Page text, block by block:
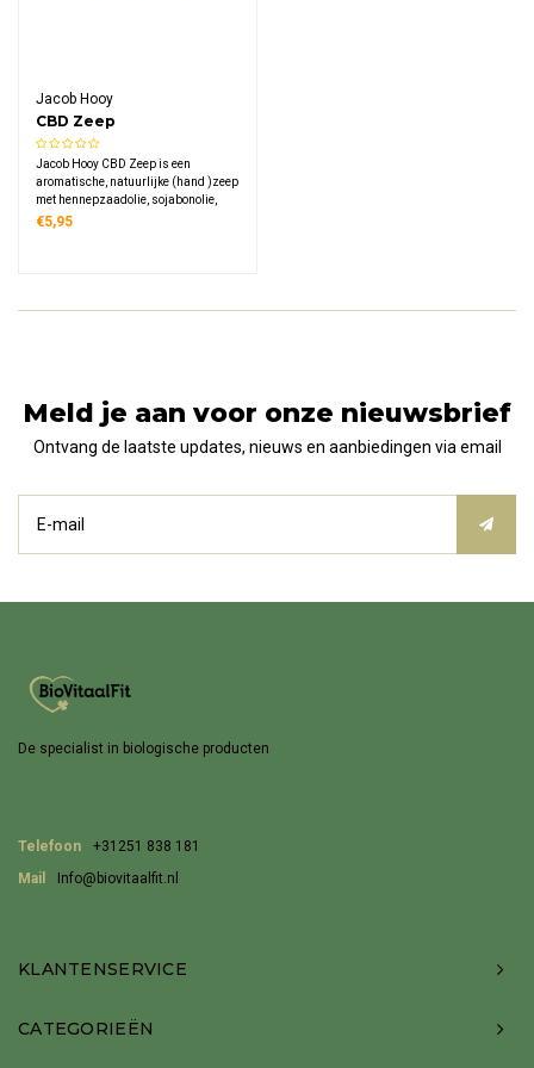
Jacob Hooy
CBD Zeep
Jacob Hooy CBD Zeep is een
aromatische, natuurlijke (hand )zeep
met hennepzaadolie, sojabonolie,
palmolie, kokosolie en
€5,95
Meld je aan voor onze nieuwsbrief
Ontvang de laatste updates, nieuws en aanbiedingen via email
De specialist in biologische producten
Telefoon
+31251 838 181
Mail
Info@biovitaalfit.nl
KLANTENSERVICE
CATEGORIEËN